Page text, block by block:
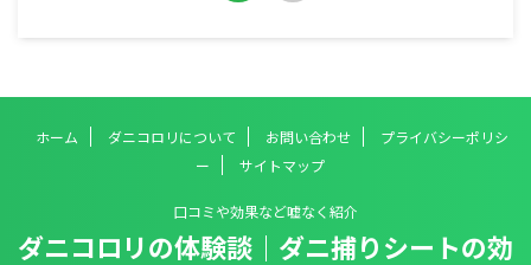
ホーム ダニコロリについて お問い合わせ
プライバシーポリシ
ー
サイトマップ
口コミや効果など嘘なく紹介
ダニコロリの体験談｜ダニ捕りシートの効